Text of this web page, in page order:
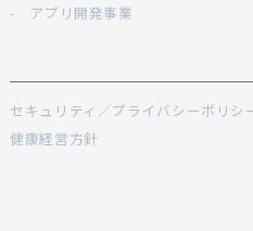
- アプリ開発事業
セキュリティ／プライバシーポリシ
健康経営方針